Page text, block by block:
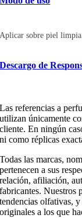
Aplicar sobre piel
Descargo de
Las referencias a
utilizan únicamente
cliente.En ningún
ni como réplicas
Todas las marcas,
pertenecen a sus
relación, afiliación,
fabricantes. Nuestros
tendencias olfativas,
originales a los que